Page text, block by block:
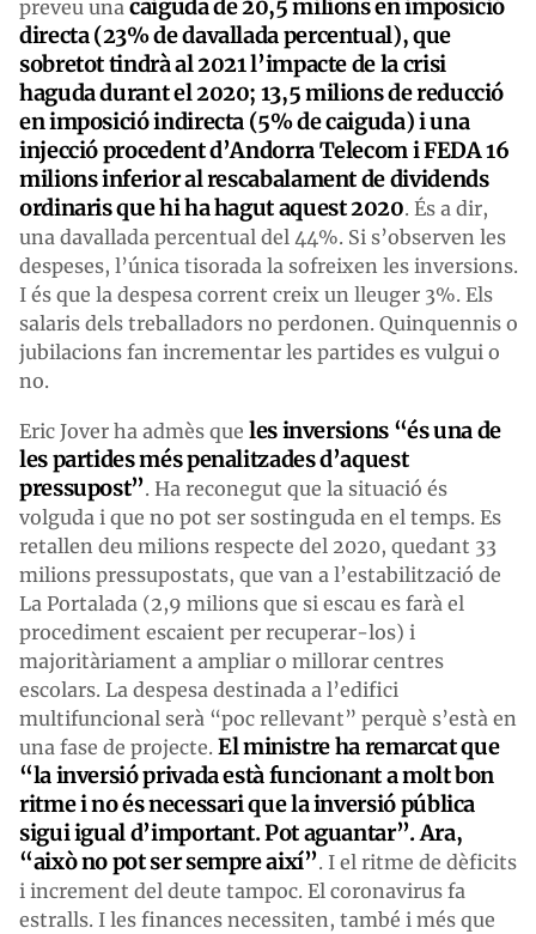
preveu una caiguda de 20,5 milions en imposició
directa (23% de davallada percentual), que
sobretot tindrà al 2021 l’impacte de la crisi
haguda durant el 2020; 13,5 milions de reducció
en imposició indirecta (5% de caiguda) i una
injecció procedent d’Andorra Telecom i FEDA 16
milions inferior al rescabalament de dividends
ordinaris que hi ha hagut aquest 2020. És a dir,
una davallada percentual del 44%. Si s’observen les
despeses, l’única tisorada la sofreixen les inversions.
I és que la despesa corrent creix un lleuger 3%. Els
salaris dels treballadors no perdonen. Quinquennis o
jubilacions fan incrementar les partides es vulgui o
no.
Eric Jover ha admès que les inversions “és una de
les partides més penalitzades d’aquest
pressupost”. Ha reconegut que la situació és
volguda i que no pot ser sostinguda en el temps. Es
retallen deu milions respecte del 2020, quedant 33
milions pressupostats, que van a l’estabilització de
La Portalada (2,9 milions que si escau es farà el
procediment escaient per recuperar-los) i
majoritàriament a ampliar o millorar centres
escolars. La despesa destinada a l’edifici
multifuncional serà “poc rellevant” perquè s’està en
una fase de projecte. El ministre ha remarcat que
“la inversió privada està funcionant a molt bon
ritme i no és necessari que la inversió pública
sigui igual d’important. Pot aguantar”. Ara,
“això no pot ser sempre així”. I el ritme de dèficits
i increment del deute tampoc. El coronavirus fa
estralls. I les finances necessiten, també i més que